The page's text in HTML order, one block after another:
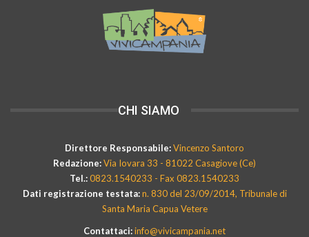
CHI SIAMO
Direttore Responsabile:Vincenzo Santoro
Redazione:Via Iovara 33 - 81022 Casagiove (Ce)
Tel.:0823.1540233 - Fax 0823.1540233
Dati registrazione testata:n. 830 del 23/09/2014, Tribunale di
Santa Maria Capua Vetere
Contattaci:info@vivicampania.net